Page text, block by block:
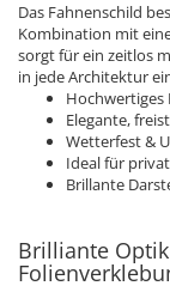
Das Fahnenschild
Kombination mit
sorgt für ein zeitlos
in jede Architektur
Hochwertiges
Elegante,
Wetterfest &
Ideal für
Brillante
Brilliante